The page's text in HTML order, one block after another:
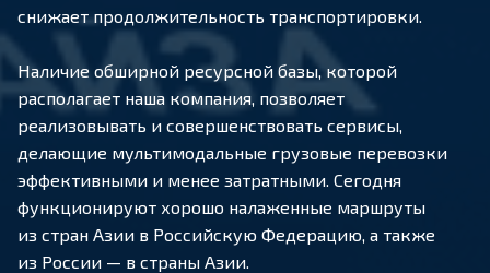
снижает продолжительность транспортировки.
Наличие обширной ресурсной базы, которой
располагает наша компания, позволяет
реализовывать и совершенствовать сервисы,
делающие мультимодальные грузовые перевозки
эффективными и менее затратными. Сегодня
функционируют хорошо налаженные маршруты
из стран Азии в Российскую Федерацию, а также
из России — в страны Азии.